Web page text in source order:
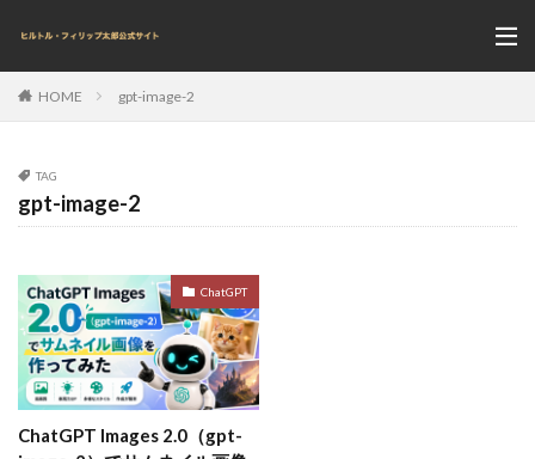
HOME gpt-image-2
TAG
gpt-image-2
ChatGPT
ChatGPT Images 2.0（gpt-